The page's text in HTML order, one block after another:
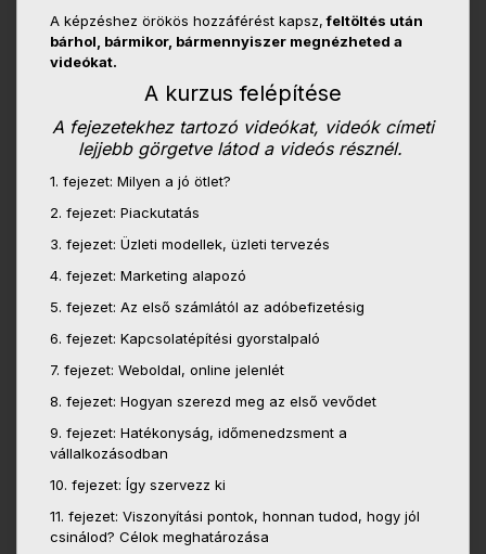
A képzéshez örökös hozzáférést kapsz,feltöltés után
bárhol, bármikor, bármennyiszer megnézheted a
videókat.
A kurzus felépítése
A fejezetekhez tartozó videókat, videók címeti
lejjebb görgetve látod a videós résznél.
1. fejezet: Milyen a jó ötlet?
2. fejezet: Piackutatás
3. fejezet: Üzleti modellek, üzleti tervezés
4. fejezet: Marketing alapozó
5. fejezet: Az első számlától az adóbefizetésig
6. fejezet: Kapcsolatépítési gyorstalpaló
7. fejezet: Weboldal, online jelenlét
8. fejezet: Hogyan szerezd meg az első vevődet
9. fejezet: Hatékonyság, időmenedzsment a
vállalkozásodban
10. fejezet: Így szervezz ki
11. fejezet: Viszonyítási pontok, honnan tudod, hogy jól
csinálod? Célok meghatározása